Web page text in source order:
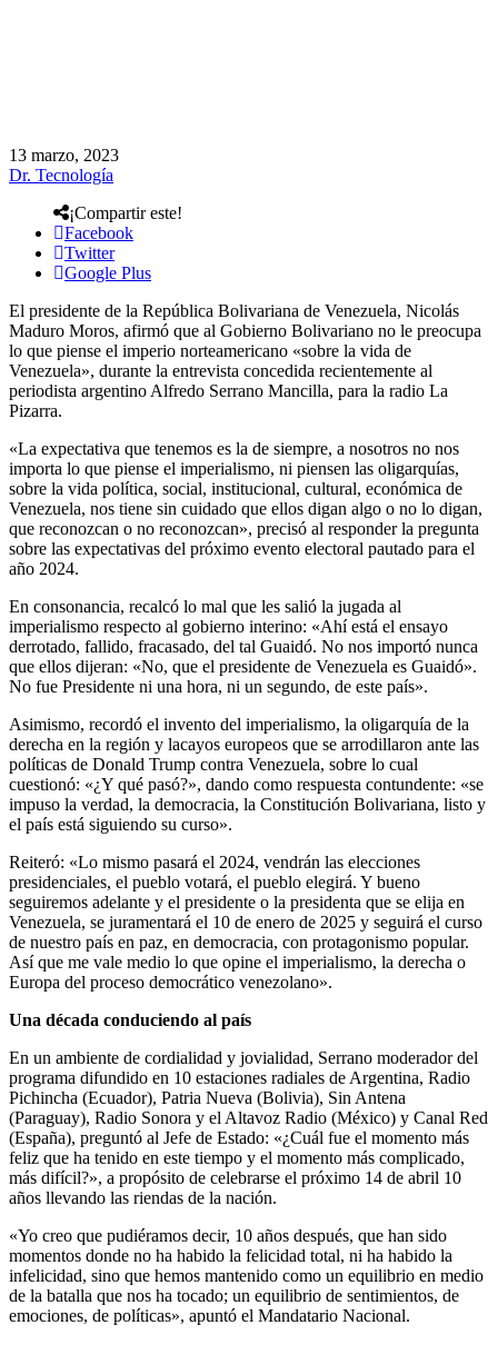
13 marzo, 2023
Dr. Tecnología
¡Compartir este!
Facebook
Twitter
Google Plus
El presidente de la República Bolivariana de Venezuela, Nicolás
Maduro Moros, afirmó que al Gobierno Bolivariano no le preocupa
lo que piense el imperio norteamericano «sobre la vida de
Venezuela», durante la entrevista concedida recientemente al
periodista argentino Alfredo Serrano Mancilla, para la radio La
Pizarra.
«La expectativa que tenemos es la de siempre, a nosotros no nos
importa lo que piense el imperialismo, ni piensen las oligarquías,
sobre la vida política, social, institucional, cultural, económica de
Venezuela, nos tiene sin cuidado que ellos digan algo o no lo digan,
que reconozcan o no reconozcan», precisó al responder la pregunta
sobre las expectativas del próximo evento electoral pautado para el
año 2024.
En consonancia, recalcó lo mal que les salió la jugada al
imperialismo respecto al gobierno interino: «Ahí está el ensayo
derrotado, fallido, fracasado, del tal Guaidó. No nos importó nunca
que ellos dijeran: «No, que el presidente de Venezuela es Guaidó».
No fue Presidente ni una hora, ni un segundo, de este país».
Asimismo, recordó el invento del imperialismo, la oligarquía de la
derecha en la región y lacayos europeos que se arrodillaron ante las
políticas de Donald Trump contra Venezuela, sobre lo cual
cuestionó: «¿Y qué pasó?», dando como respuesta contundente: «se
impuso la verdad, la democracia, la Constitución Bolivariana, listo y
el país está siguiendo su curso».
Reiteró: «Lo mismo pasará el 2024, vendrán las elecciones
presidenciales, el pueblo votará, el pueblo elegirá. Y bueno
seguiremos adelante y el presidente o la presidenta que se elija en
Venezuela, se juramentará el 10 de enero de 2025 y seguirá el curso
de nuestro país en paz, en democracia, con protagonismo popular.
Así que me vale medio lo que opine el imperialismo, la derecha o
Europa del proceso democrático venezolano».
Una década conduciendo al país
En un ambiente de cordialidad y jovialidad, Serrano moderador del
programa difundido en 10 estaciones radiales de Argentina, Radio
Pichincha (Ecuador), Patria Nueva (Bolivia), Sin Antena
(Paraguay), Radio Sonora y el Altavoz Radio (México) y Canal Red
(España), preguntó al Jefe de Estado: «¿Cuál fue el momento más
feliz que ha tenido en este tiempo y el momento más complicado,
más difícil?», a propósito de celebrarse el próximo 14 de abril 10
años llevando las riendas de la nación.
«Yo creo que pudiéramos decir, 10 años después, que han sido
momentos donde no ha habido la felicidad total, ni ha habido la
infelicidad, sino que hemos mantenido como un equilibrio en medio
de la batalla que nos ha tocado; un equilibrio de sentimientos, de
emociones, de políticas», apuntó el Mandatario Nacional.